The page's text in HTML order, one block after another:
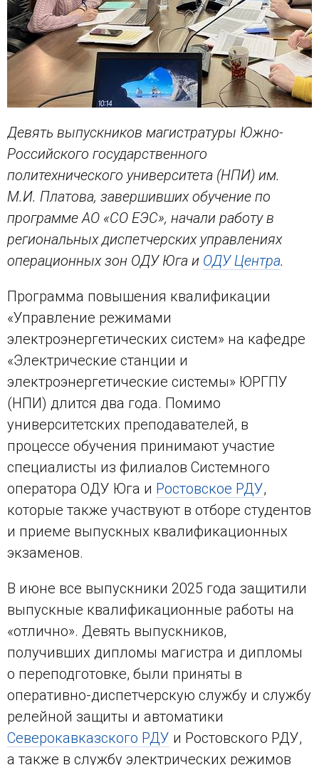
Девять выпускников магистратуры Южно-
Российского государственного
политехнического университета (НПИ) им.
М.И. Платова, завершивших обучение по
программе АО «СО ЕЭС», начали работу в
региональных диспетчерских управлениях
операционных зон ОДУ Юга и ОДУ Центра.
Программа повышения квалификации
«Управление режимами
электроэнергетических систем» на кафедре
«Электрические станции и
электроэнергетические системы» ЮРГПУ
(НПИ) длится два года. Помимо
университетских преподавателей, в
процессе обучения принимают участие
специалисты из филиалов Системного
оператора ОДУ Юга и Ростовское РДУ,
которые также участвуют в отборе студентов
и приеме выпускных квалификационных
экзаменов.
В июне все выпускники 2025 года защитили
выпускные квалификационные работы на
«отлично». Девять выпускников,
получивших дипломы магистра и дипломы
о переподготовке, были приняты в
оперативно-диспетчерскую службу и службу
релейной защиты и автоматики
Северокавказского РДУ и Ростовского РДУ,
а также в службу электрических режимов